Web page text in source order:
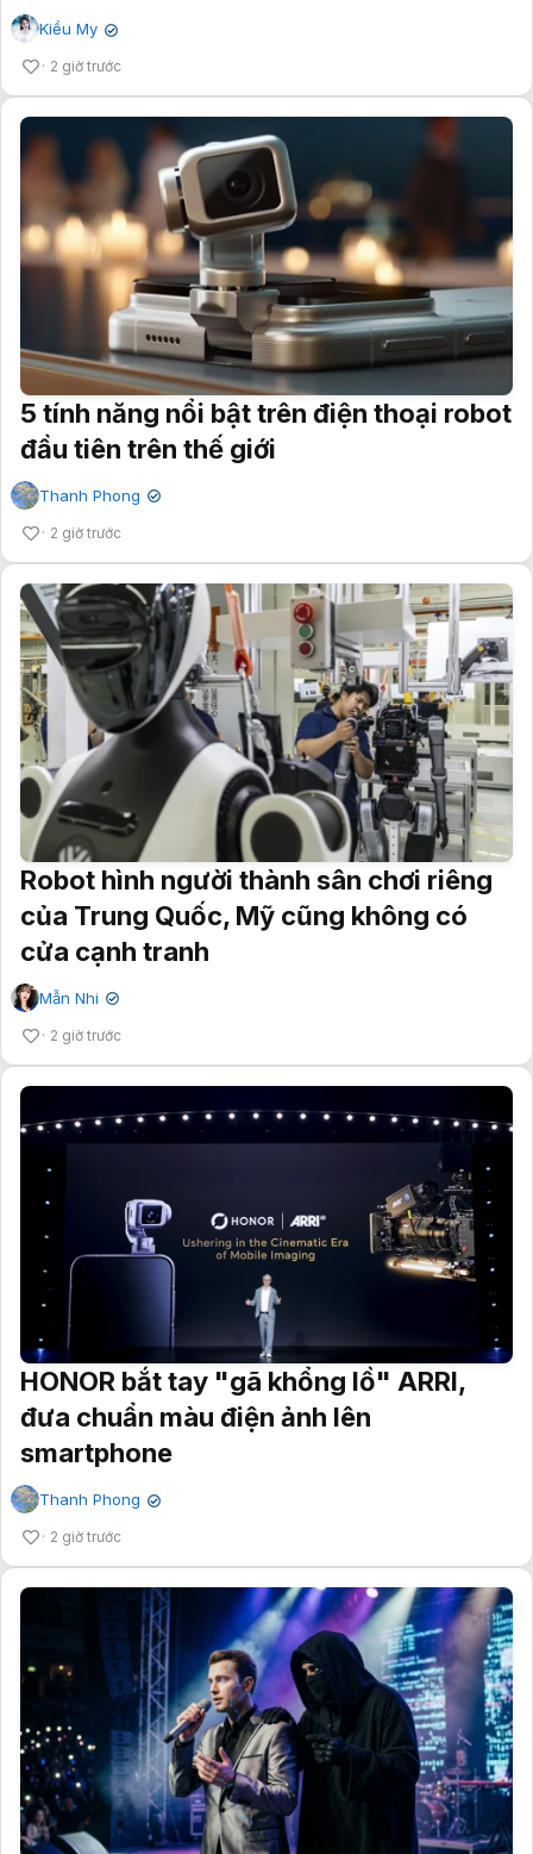
Kiều My ✔
2 giờ trước
5 tính năng nổi bật trên điện thoại robot
đầu tiên trên thế giới
Thanh Phong ✔
2 giờ trước
Robot hình người thành sân chơi riêng
của Trung Quốc, Mỹ cũng không có
cửa cạnh tranh
Mẫn Nhi ✔
2 giờ trước
HONOR bắt tay "gã khổng lồ" ARRI,
đưa chuẩn màu điện ảnh lên
smartphone
Thanh Phong ✔
2 giờ trước